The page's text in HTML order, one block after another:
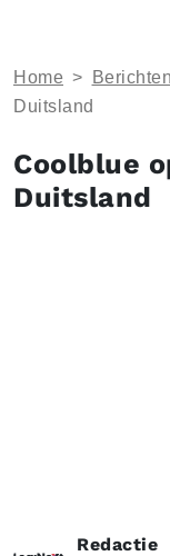
Home > Berichten
Duitsland
Coolblue
Duitsland
Redactie